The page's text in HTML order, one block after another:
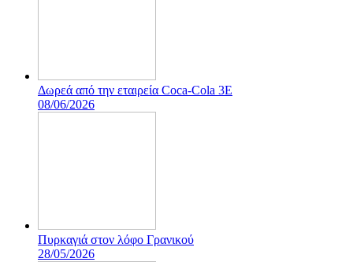
Δωρεά από την εταιρεία Coca-Cola 3E
08/06/2026
Πυρκαγιά στον λόφο Γρανικού
28/05/2026